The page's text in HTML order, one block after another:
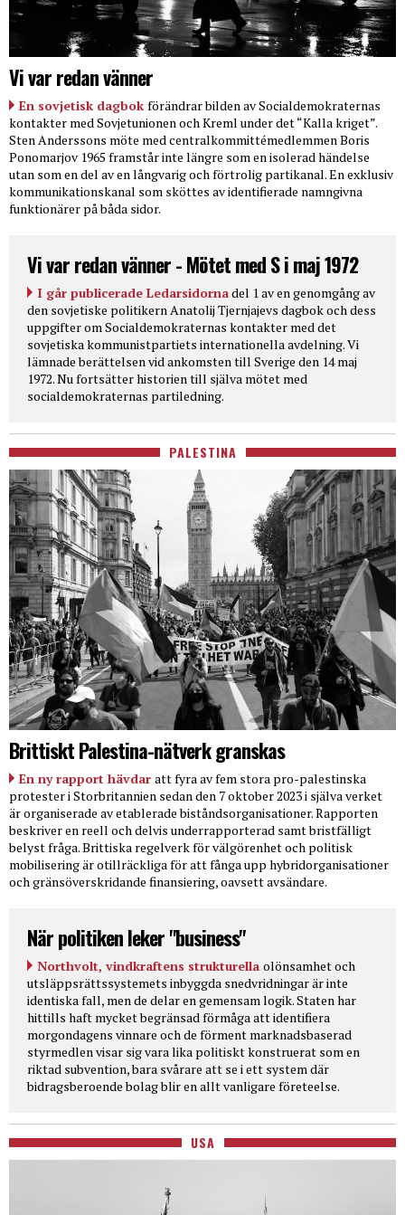
Vi var redan vänner
En sovjetisk dagbok förändrar bilden av Socialdemokraternas
kontakter med Sovjetunionen och Kreml under det “Kalla kriget”.
Sten Anderssons möte med centralkommittémedlemmen Boris
Ponomarjov 1965 framstår inte längre som en isolerad händelse
utan som en del av en långvarig och förtrolig partikanal. En exklusiv
kommunikationskanal som sköttes av identifierade namngivna
funktionärer på båda sidor.
Vi var redan vänner - Mötet med S i maj 1972
I går publicerade Ledarsidornadel 1 av en genomgång av
den sovjetiske politikern Anatolij Tjernjajevs dagbok och dess
uppgifter om Socialdemokraternas kontakter med det
sovjetiska kommunistpartiets internationella avdelning. Vi
lämnade berättelsen vid ankomsten till Sverige den 14 maj
1972. Nu fortsätter historien till själva mötet med
socialdemokraternas partiledning.
PALESTINA
Brittiskt Palestina-nätverk granskas
En ny rapport hävdar att fyra av fem stora pro-palestinska
protester i Storbritannien sedan den 7 oktober 2023 i själva verket
är organiserade av etablerade biståndsorganisationer. Rapporten
beskriver en reell och delvis underrapporterad samt bristfälligt
belyst fråga. Brittiska regelverk för välgörenhet och politisk
mobilisering är otillräckliga för att fånga upp hybridorganisationer
och gränsöverskridande finansiering, oavsett avsändare.
När politiken leker "business"
Northvolt, vindkraftens strukturella olönsamhet och
utsläppsrättssystemets inbyggda snedvridningar är inte
identiska fall, men de delar en gemensam logik. Staten har
hittills haft mycket begränsad förmåga att identifiera
morgondagens vinnare och de förment marknadsbaserad
styrmedlen visar sig vara lika politiskt konstruerat som en
riktad subvention, bara svårare att se i ett system där
bidragsberoende bolag blir en allt vanligare företeelse.
USA